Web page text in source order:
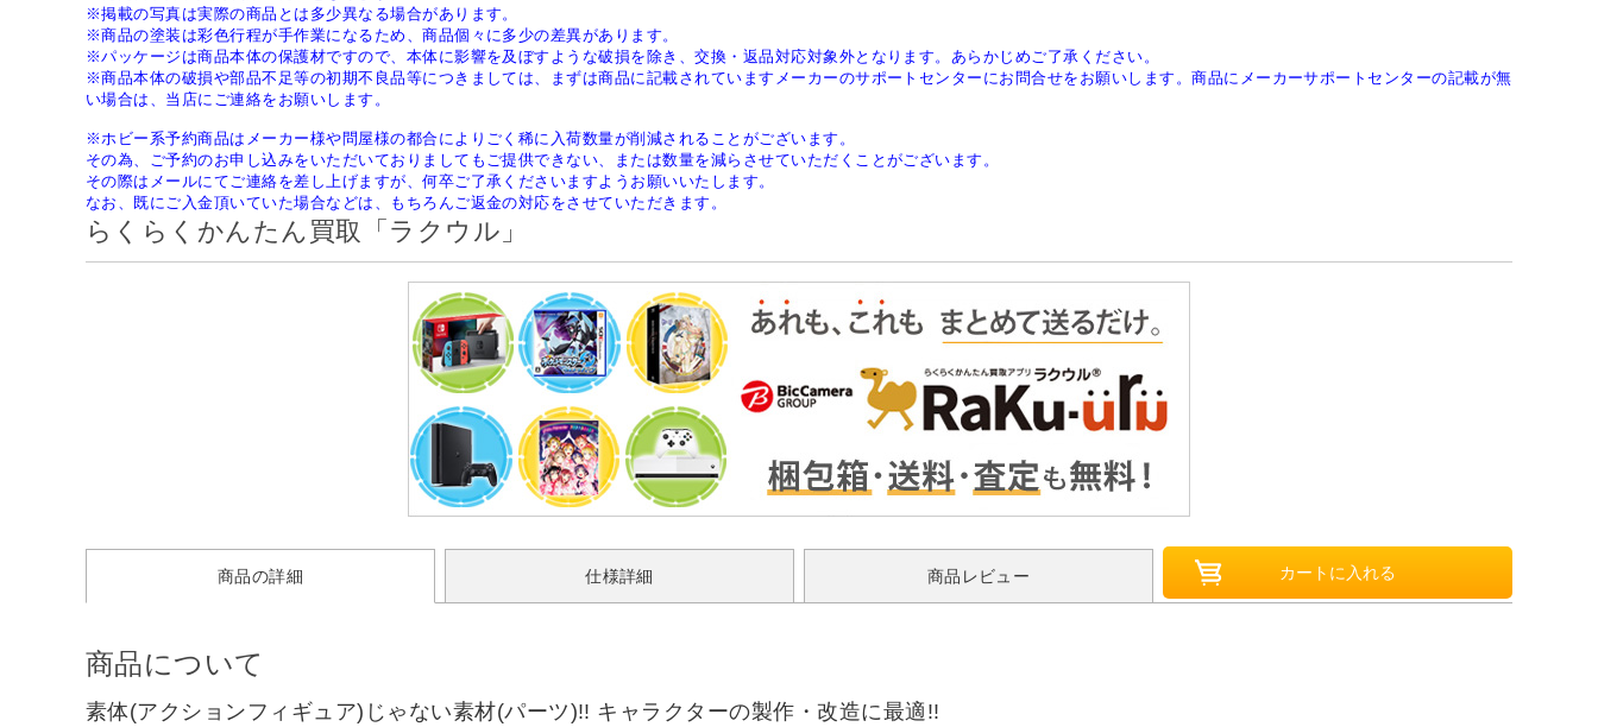
※掲載の写真は実際の商品とは多少異なる場合があります。
※商品の塗装は彩色行程が手作業になるため、商品個々に多少の差異があります。
※パッケージは商品本体の保護材ですので、本体に影響を及ぼすような破損を除き、交換・返品対応対象外となります。あらかじめご了承ください。
※商品本体の破損や部品不足等の初期不良品等につきましては、まずは商品に記載されていますメーカーのサポートセンターにお問合せをお願いします。商品にメーカーサポートセンターの記載が無
い場合は、当店にご連絡をお願いします。
※ホビー系予約商品はメーカー様や問屋様の都合によりごく稀に入荷数量が削減されることがございます。
その為、ご予約のお申し込みをいただいておりましてもご提供できない、または数量を減らさせていただくことがございます。
その際はメールにてご連絡を差し上げますが、何卒ご了承くださいますようお願いいたします。
なお、既にご入金頂いていた場合などは、もちろんご返金の対応をさせていただきます。
らくらくかんたん買取「ラクウル」
商品の詳細 仕様詳細 商品レビュー
商品について
素体(アクションフィギュア)じゃない素材(パーツ)!! キャラクターの製作・改造に最適!!